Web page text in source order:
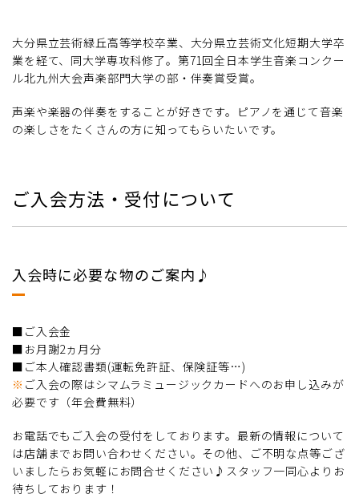
大分県立芸術緑丘高等学校卒業、大分県立芸術文化短期大学卒
業を経て、同大学専攻科修了。第71回全日本学生音楽コンクー
ル北九州大会声楽部門大学の部・伴奏賞受賞。
声楽や楽器の伴奏をすることが好きです。ピアノを通じて音楽
の楽しさをたくさんの方に知ってもらいたいです。
ご入会方法・受付について
入会時に必要な物のご案内♪
■ご入会金
■お月謝2ヵ月分
■ご本人確認書類(運転免許証、保険証等…)
※ ご入会の際はシマムラミュージックカードへのお申し込みが
必要です（年会費無料）
お電話でもご入会の受付をしております。最新の情報について
は店舗までお問い合わせください。その他、ご不明な点等ござ
いましたらお気軽にお問合せください♪スタッフ一同心よりお
待ちしております！